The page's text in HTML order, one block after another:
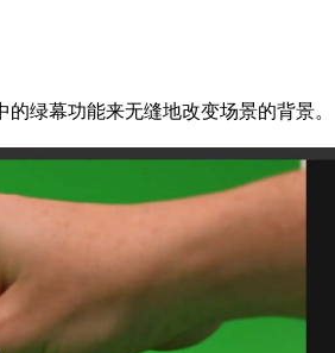
绿幕功能来无缝地改变场景的背景。